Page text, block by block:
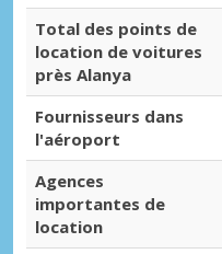
Total des points de
location de voitures
près Alanya
Fournisseurs dans
l'aéroport
Agences
importantes de
location